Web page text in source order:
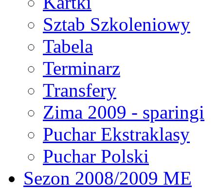
Sztab Szkoleniowy
Tabela
Terminarz
Transfery
Zima 2009 - sparingi
Puchar Ekstraklasy
Puchar Polski
Sezon 2008/2009 ME